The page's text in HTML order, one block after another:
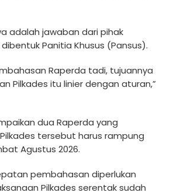
adalah jawaban dari pihak
Panitia Khusus (Pansus).
Raperda tadi, tujuannya
Pilkades itu linier dengan aturan,”
dua Raperda yang
tersebut harus rampung
Agustus 2026.
pembahasan diperlukan
Pilkades serentak sudah